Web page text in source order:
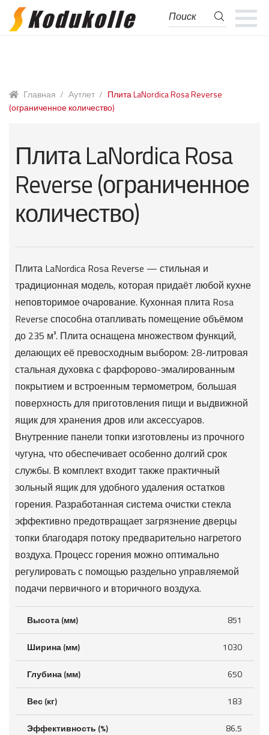
Перейти
Перейти
Поиск:
Поиск
Главная / Аутлет / Плита LaNordica Rosa Reverse
(ограниченное количество)
Плита LaNordica Rosa
Reverse (ограниченное
количество)
Плита LaNordica Rosa Reverse — стильная и
традиционная модель, которая придаёт любой кухне
неповторимое очарование. Кухонная плита Rosa
Reverse способна отапливать помещение объёмом
до 235 м³. Плита оснащена множеством функций,
делающих её превосходным выбором: 28-литровая
стальная духовка с фарфорово-эмалированным
покрытием и встроенным термометром, большая
поверхность для приготовления пищи и выдвижной
ящик для хранения дров или аксессуаров.
Внутренние панели топки изготовлены из прочного
чугуна, что обеспечивает особенно долгий срок
службы. В комплект входит также практичный
зольный ящик для удобного удаления остатков
горения. Разработанная система очистки стекла
эффективно предотвращает загрязнение дверцы
топки благодаря потоку предварительно нагретого
воздуха. Процесс горения можно оптимально
регулировать с помощью раздельно управляемой
подачи первичного и вторичного воздуха.
Высота (мм) 851
Ширина (мм) 1030
Глубина (мм) 650
Вес (кг) 183
Эффективность (%) 86.5